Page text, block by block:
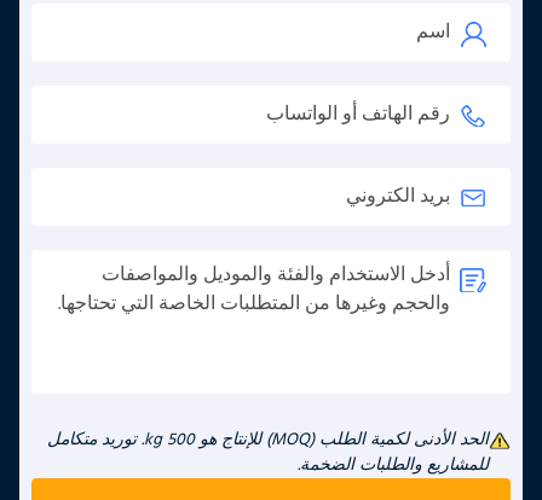
الحد الأدنى لكمية الطلب (MOQ) للإنتاج هو 500 kg. توريد متكامل
للمشاريع والطلبات الضخمة.